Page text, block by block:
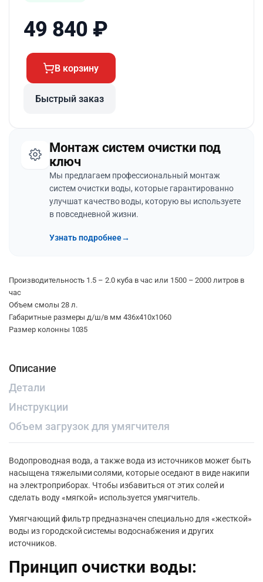
49 840 ₽
В корзину
Быстрый заказ
Монтаж систем очистки под
ключ
Мы предлагаем профессиональный монтаж
систем очистки воды, которые гарантированно
улучшат качество воды, которую вы используете
в повседневной жизни.
Узнать подробнее→
Производительность 1.5 – 2.0 куба в час или 1500 – 2000 литров в
час
Объем смолы 28 л.
Габаритные размеры д/ш/в мм 436х410х1060
Размер колонны 1035
Описание
Детали
Инструкции
Объем загрузок для умягчителя
Водопроводная вода, а также вода из источников может быть
насыщена тяжелыми солями, которые оседают в виде накипи
на электроприборах. Чтобы избавиться от этих солей и
сделать воду «мягкой» используется умягчитель.
Умягчающий фильтр предназначен специально для «жесткой»
воды из городской системы водоснабжения и других
источников.
Принцип очистки воды: